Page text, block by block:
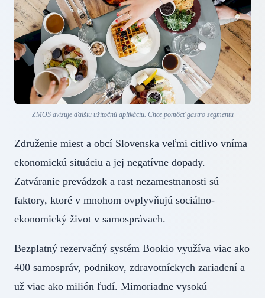
ZMOS avizuje ďalšiu užitočnú aplikáciu. Chce pomôcť gastro segmentu
Združenie miest a obcí Slovenska veľmi citlivo vníma
ekonomickú situáciu a jej negatívne dopady.
Zatváranie prevádzok a rast nezamestnanosti sú
faktory, ktoré v mnohom ovplyvňujú sociálno-
ekonomický život v samosprávach.
Bezplatný rezervačný systém Bookio využíva viac ako
400 samospráv, podnikov, zdravotníckych zariadení a
už viac ako milión ľudí. Mimoriadne vysokú